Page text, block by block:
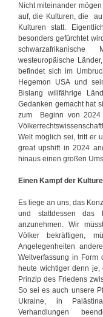
r
d
e
n
I
s
r
a
e
l
-
P
a
l
ä
t
n
a
-
K
o
n
f
l
i
k
Nicht miteinander
auf, die Kulturen, die
Kulturen statt.
besonders gefürchtet
schwarzafrikanische
westeuropäische
befindet sich im
Hegemon USA und
Bislang willfährige
Gedanken gemacht hat
zum Beginn von 2024
Welt möglich sei, tritt er
great upshift in 2024
hinaus einen großen
Einen Kampf der
Es liege an uns, das
und stattdessen das
anzunehmen. Wir
Völker bekräftigen,
Angelegenheiten
Weltverfassung in Form
heute wichtiger denn
Prinzip des Friedens
So sei es auch unsere
Ukraine, in
Verhandlungen